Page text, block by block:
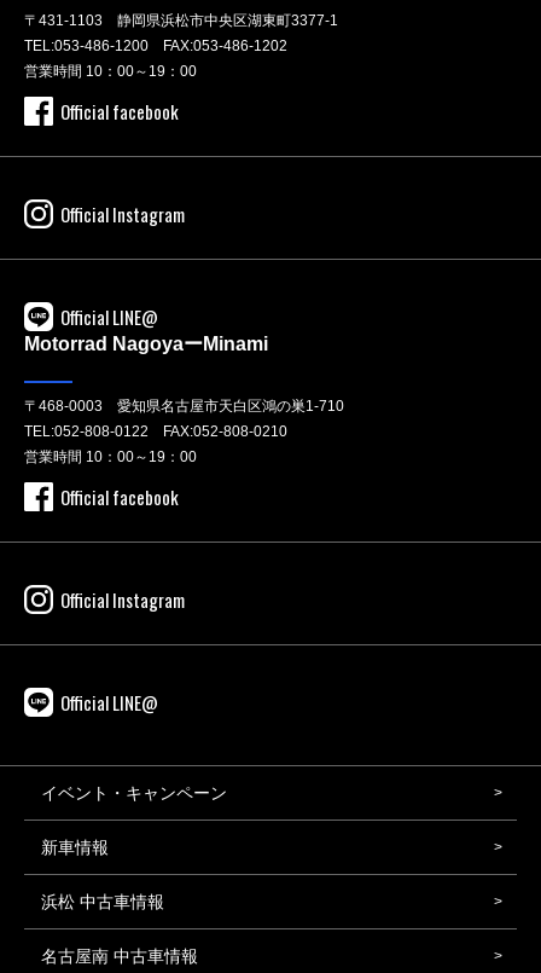
〒431-1103 静岡県浜松市中央区湖東町3377-1
TEL:053-486-1200 FAX:053-486-1202
営業時間 10：00～19：00
Official facebook
Official Instagram
Official LINE@
Motorrad NagoyaーMinami
〒468-0003 愛知県名古屋市天白区鴻の巣1-710
TEL:052-808-0122 FAX:052-808-0210
営業時間 10：00～19：00
Official facebook
Official Instagram
Official LINE@
イベント・キャンペーン
新車情報
浜松 中古車情報
名古屋南 中古車情報